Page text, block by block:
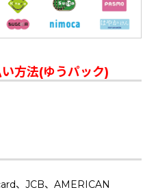
方法(ゆうパック)
、JCB、AMERICAN